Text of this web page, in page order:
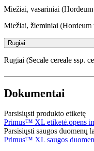
Miežiai, vasariniai
Miežiai, žieminiai (Hordeum
Rugiai
Rugiai (Secale cereale ssp.
Dokumentai
Parsisiųsti produkto etiketę
Primus™ XL etiketė.opens
Parsisiųsti saugos duomenų
Primus™ XL saugos